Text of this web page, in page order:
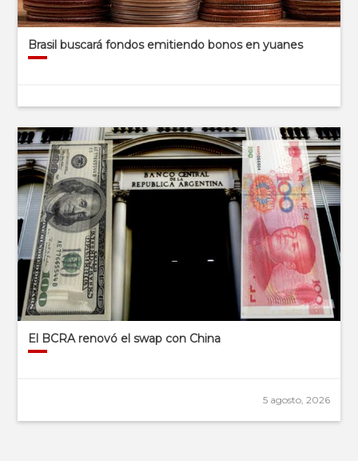
Brasil buscará fondos emitiendo bonos en yuanes
El BCRA renovó el swap con China
5 agosto, 2026